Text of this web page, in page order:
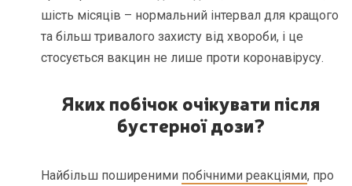
шість місяців – нормальний інтервал для кращого
та більш тривалого захисту від хвороби, і це
стосується вакцин не лише проти коронавірусу.
Яких побічок очікувати після
бустерної дози?
Найбільш поширеними побічними реакціями, про